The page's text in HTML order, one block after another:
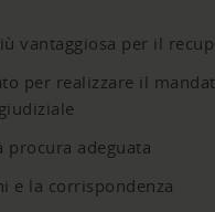
vantaggiosa per il
per realizzare il
procura adeguata
e la corrispondenza